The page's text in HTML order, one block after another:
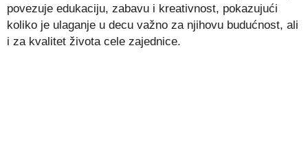
povezuje edukaciju, zabavu i kreativnost, pokazujući
koliko je ulaganje u decu važno za njihovu budućnost, ali
i za kvalitet života cele zajednice.